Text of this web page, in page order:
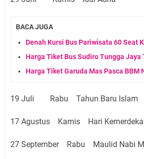
BACA JUGA
Denah Kursi Bus Pariwisata 60 Seat
Harga Tiket Bus Sudiro Tungga Jaya
Harga Tiket Garuda Mas Pasca BBM
19 Juli Rabu Tahun Baru Islam
17 Agustus Kamis Hari
27 September Rabu Maulid Nabi